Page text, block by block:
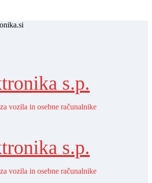
s.p.
vozila in osebne računalnike
s.p.
vozila in osebne računalnike